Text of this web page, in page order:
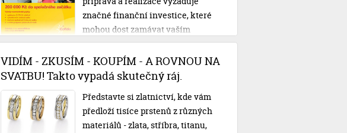
značné finanční investice, které
mohou dost zamávat vaším
rozpočtem. S Novomanželskou
půjčkou od Cofidisu se však o své
posvatební plány nemusíte obávat.
VIDÍM - ZKUSÍM - KOUPÍM - A ROVNOU NA
SVATBU! Takto vypadá skutečný ráj.
Představte si zlatnictví, kde vám
předloží tisíce prstenů z různých
materiálů - zlata, stříbra, titanu,